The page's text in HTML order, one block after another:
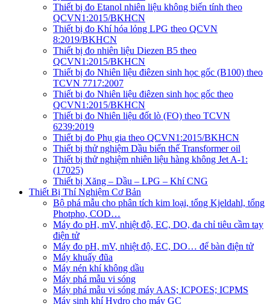
Thiết bị đo Etanol nhiên liệu không biến tính theo
QCVN1:2015/BKHCN
Thiết bị đo Khí hóa lỏng LPG theo QCVN
8:2019/BKHCN
Thiết bị đo nhiên liệu Diezen B5 theo
QCVN1:2015/BKHCN
Thiết bị đo Nhiên liệu điêzen sinh học gốc (B100) theo
TCVN 7717:2007
Thiết bị đo Nhiên liệu điêzen sinh học gốc theo
QCVN1:2015/BKHCN
Thiết bị đo Nhiên liệu đốt lò (FO) theo TCVN
6239:2019
Thiết bị đo Phụ gia theo QCVN1:2015/BKHCN
Thiết bị thử nghiệm Dầu biến thế Transformer oil
Thiết bị thử nghiệm nhiên liệu hàng không Jet A-1:
(17025)
Thiết bị Xăng – Dầu – LPG – Khí CNG
Thiết Bị Thí Nghiệm Cơ Bản
Bộ phá mẫu cho phân tích kim loại, tổng Kjeldahl, tổng
Photpho, COD…
Máy đo pH, mV, nhiệt độ, EC, DO, đa chỉ tiêu cầm tay
điện tử
Máy đo pH, mV, nhiệt độ, EC, DO… để bàn điện tử
Máy khuấy đũa
Máy nén khí không dầu
Máy phá mẫu vi sóng
Máy phá mẫu vi sóng máy AAS; ICPOES; ICPMS
Máy sinh khí Hydro cho máy GC